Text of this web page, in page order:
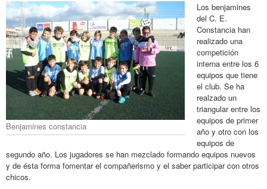
Benjamines constancia
Los benjamines
del C. E.
Constancia han
realizado una
competición
interna entre los 6
equipos que tiene
el club. Se ha
realzado un
triangular entre los
equipos de primer
año y otro con los
equipos de
segundo año. Los jugadores se han mezclado formando equipos nuevos
y de ésta forma fomentar el compañerismo y el saber participar con otros
chicos.